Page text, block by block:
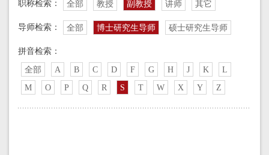
职称检索：
全部 教授 副教授 讲师 其它
导师检索： 全部 博士研究生导师 硕士研究生导师
拼音检索：
全部 A B C D F G H J K
L
M
O P Q R S T W X Y Z